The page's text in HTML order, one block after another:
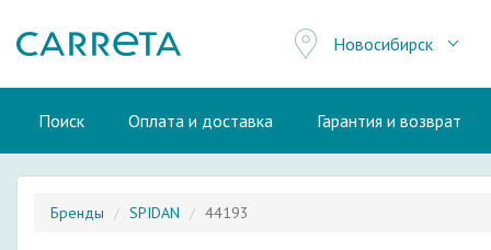
Новосибирск
Поиск Оплата и доставка Гарантия и возврат
Бренды SPIDAN 44193